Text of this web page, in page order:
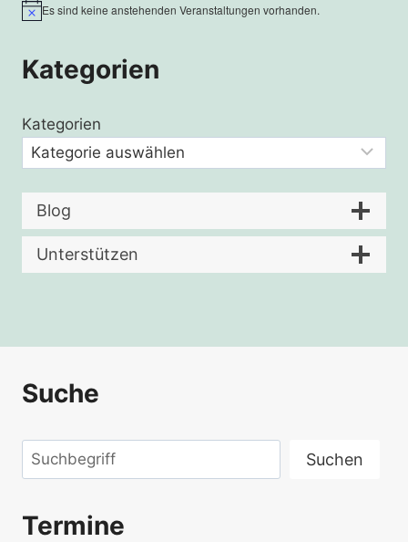
HinweisEs sind keine anstehenden Veranstaltungen vorhanden.
Kategorien
Kategorien
Blog
Unterstützen
Suche
Suchen Suchen
Termine